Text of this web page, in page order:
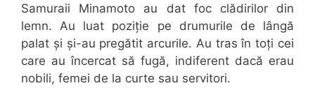
Samuraii Minamoto au dat foc clădirilor din
lemn. Au luat poziție pe drumurile de lângă
palat și și-au pregătit arcurile. Au tras în toți cei
care au încercat să fugă, indiferent dacă erau
nobili, femei de la curte sau servitori.